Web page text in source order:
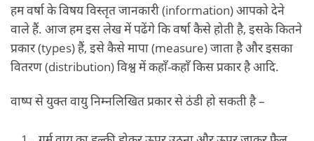
हम वर्षा के विषय विस्तृत जानकारी (information) आपको देने
वाले हैं. आज हम इस लेख में पढेंगे कि वर्षा कैसे होती है, इसके कितने
प्रकार (types) हैं, इसे कैसे मापा (measure) जाता है और इसका
वितरण (distribution) विश्व में कहाँ-कहाँ किस प्रकार है आदि.
वाष्प से युक्त वायु निम्नलिखित प्रकार से ठंडी हो सकती है –